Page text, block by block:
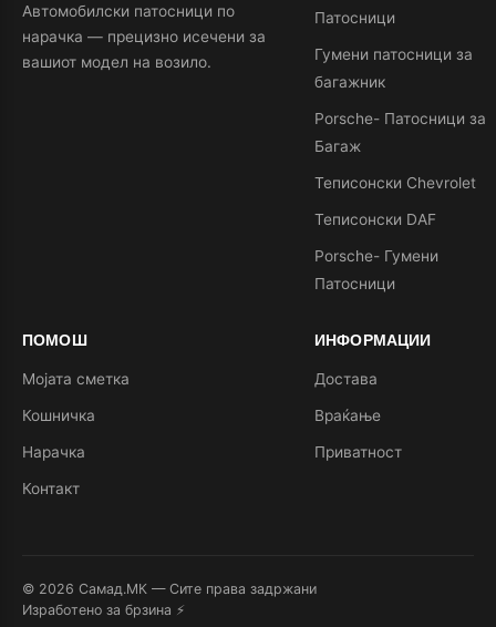
Автомобилски патосници по
нарачка — прецизно исечени за
вашиот модел на возило.
Патосници
Гумени патосници за
багажник
Porsche- Патосници за
Багаж
Теписонски Chevrolet
Теписонски DAF
Porsche- Гумени
Патосници
ПОМОШ
Мојата сметка
Кошничка
Нарачка
Контакт
ИНФОРМАЦИИ
Достава
Враќање
Приватност
© 2026 Самад.МК — Сите права задржани
Изработено за брзина ⚡